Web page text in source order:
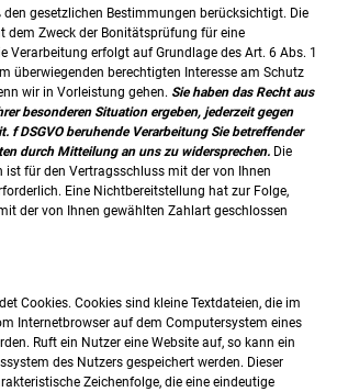
den gesetzlichen Bestimmungen berücksichtigt. Die
dem Zweck der Bonitätsprüfung für eine
Verarbeitung erfolgt auf Grundlage des Art. 6 Abs. 1
überwiegenden berechtigten Interesse am Schutz
wir in Vorleistung gehen. Siehaben das Recht aus
besonderen Situation ergeben, jederzeit gegen
fDSGVO beruhende Verarbeitung Sie betreffender
durch Mitteilung an uns zu widersprechen. Die
ist für den Vertragsschluss mit der von Ihnen
Eine Nichtbereitstellung hat zur Folge,
der von Ihnen gewählten Zahlart geschlossen
Cookies. Cookies sind kleine Textdateien, die im
Internetbrowser auf dem Computersystem eines
Ruft ein Nutzer eine Website auf, so kann ein
des Nutzers gespeichert werden. Dieser
Zeichenfolge, die eine eindeutige